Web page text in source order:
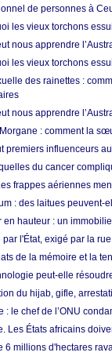
de personnes à
les vieux torchons
nous apprendre
les vieux torchons
des rainettes :
nous apprendre
: comment la
premiers influenceurs
du cancer
frappes aériennes
: des laitues peuvent-
en hauteur : un
par l'État, exigé par la
de la mémoire et la
peut-elle
du hijab, gifle,
: le chef de l’ONU
Les États africains
6 millions d'hectares